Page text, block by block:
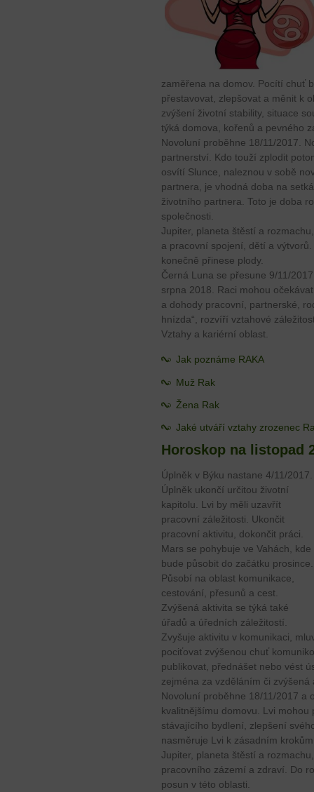
zaměřena na domov. Pocítí chuť
přestavovat, zlepšovat a měnit k
zvýšení životní stability, situace
týká domova, kořenů a pevného
Novoluní proběhne 18/11/2017.
partnerství. Kdo touží zplodit
osvítí Slunce, naleznou v sobě
partnera, je vhodná doba na
životního partnera. Toto je doba
společnosti.
Jupiter, planeta štěstí a
a pracovní spojení, dětí a
konečně přinese plody.
Černá Luna se přesune 9/11/
srpna 2018. Raci mohou
a dohody pracovní, partnerské,
hnízda“, rozvíří vztahové
Vztahy a kariérní oblast.
Jak poznáme RAKA
Muž Rak
Žena Rak
Jaké utváří vztahy zrozenec
Horoskop na listopad
Úplněk v Býku nastane 4/11/2017.
Úplněk ukončí určitou životní
kapitolu. Lvi by měli uzavřít
pracovní záležitosti. Ukončit
pracovní aktivitu, dokončit práci.
Mars se pohybuje ve Vahách, kde
bude působit do začátku prosince.
Působí na oblast komunikace,
cestování, přesunů a cest.
Zvýšená aktivita se týká také
úřadů a úředních záležitostí.
Zvyšuje aktivitu v komunikaci,
pociťovat zvýšenou chuť
publikovat, přednášet nebo vést
zejména za vzděláním či
Novoluní proběhne 18/11/2017 a
kvalitnějšímu domovu. Lvi
stávajícího bydlení, zlepšení
nasměruje Lvi k zásadním
Jupiter, planeta štěstí a
pracovního zázemí a zdraví. Do
posun v této oblasti.